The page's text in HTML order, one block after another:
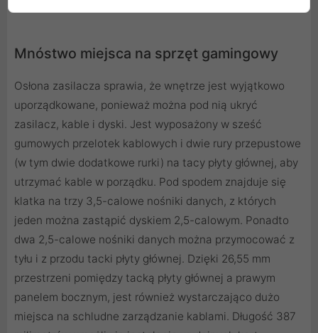
Mnóstwo miejsca na sprzęt gamingowy
Osłona zasilacza sprawia, że wnętrze jest wyjątkowo
uporządkowane, ponieważ można pod nią ukryć
zasilacz, kable i dyski. Jest wyposażony w sześć
gumowych przelotek kablowych i dwie rury przepustowe
(w tym dwie dodatkowe rurki) na tacy płyty głównej, aby
utrzymać kable w porządku. Pod spodem znajduje się
klatka na trzy 3,5-calowe nośniki danych, z których
jeden można zastąpić dyskiem 2,5-calowym. Ponadto
dwa 2,5-calowe nośniki danych można przymocować z
tyłu i z przodu tacki płyty głównej. Dzięki 26,55 mm
przestrzeni pomiędzy tacką płyty głównej a prawym
panelem bocznym, jest również wystarczająco dużo
miejsca na schludne zarządzanie kablami. Długość 387